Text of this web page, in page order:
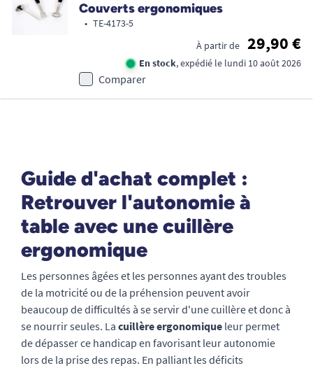
Couverts ergonomiques
• TE-4173-5
À partir de
29,90 €
En stock, expédié le lundi 10 août 2026
Comparer
Guide d'achat complet :
Retrouver l'autonomie à
table avec une cuillère
ergonomique
Les personnes âgées et les personnes ayant des troubles
de la motricité ou de la préhension peuvent avoir
beaucoup de difficultés à se servir d'une cuillère et donc à
se nourrir seules. La cuillère ergonomique leur permet
de dépasser ce handicap en favorisant leur autonomie
lors de la prise des repas. En palliant les déficits